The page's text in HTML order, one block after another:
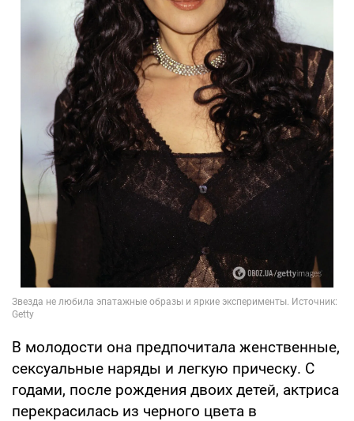
В молодости она предпочитала женственные,
сексуальные наряды и легкую прическу. С
годами, после рождения двоих детей, актриса
перекрасилась из черного цвета в